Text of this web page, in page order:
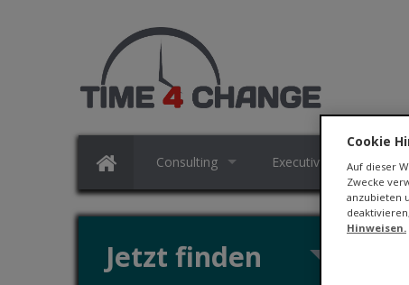
Consulting Executive Search
Jetzt finden
Cookie
Auf dieser
Zwecke
anzubieten
Hinweisen.